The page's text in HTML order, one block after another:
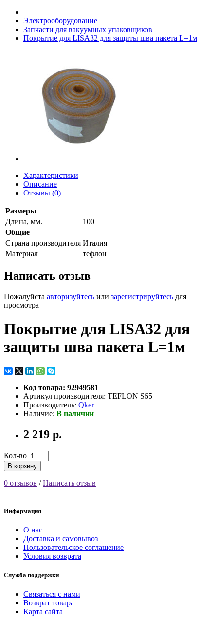
Электрооборудование
Запчасти для вакуумных упаковщиков
Покрытие для LISA32 для защиты шва пакета L=1м
Характеристики
Описание
Отзывы (0)
Размеры
Длина, мм.
100
Общие
Страна производителя Италия
Материал
тефлон
Написать отзыв
Пожалуйста авторизуйтесь или зарегистрируйтесь для
просмотра
Покрытие для LISA32 для
защиты шва пакета L=1м
Код товара: 92949581
Артикул производителя: TEFLON S65
Производитель: Qker
Наличие: В наличии
2 219 р.
Кол-во
В корзину
0 отзывов /Написать отзыв
Информация
О нас
Доставка и самовывоз
Пользовательское соглашение
Условия возврата
Служба поддержки
Связаться с нами
Возврат товара
Карта сайта